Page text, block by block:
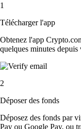
1
Télécharger l'app
Obtenez l'app
quelques minutes depuis
2
Déposer des fonds
Déposez des fonds par
Pay ou Google Pay, ou